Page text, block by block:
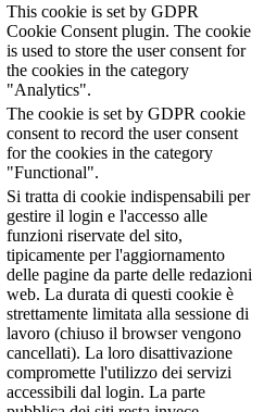
This cookie is set by GDPR
Cookie Consent plugin. The cookie
is used to store the user consent for
the cookies in the category
"Analytics".
The cookie is set by GDPR cookie
consent to record the user consent
for the cookies in the category
"Functional".
Si tratta di cookie indispensabili per
gestire il login e l'accesso alle
funzioni riservate del sito,
tipicamente per l'aggiornamento
delle pagine da parte delle redazioni
web. La durata di questi cookie è
strettamente limitata alla sessione di
lavoro (chiuso il browser vengono
cancellati). La loro disattivazione
compromette l'utilizzo dei servizi
accessibili dal login. La parte